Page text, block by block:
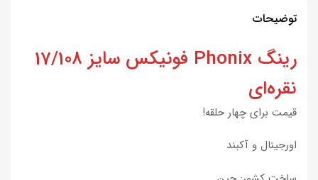
توضیحات
رینگ Phonix فونیکس سایز 17/108
نقره‌ای
قیمت برای چهار حلقه!
اورجینال و آکبند